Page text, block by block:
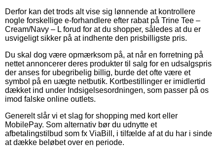
Derfor kan det trods alt vise sig lønnende at kontrollere
nogle forskellige e-forhandlere efter rabat på Trine Tee –
Cream/Navy – L forud for at du shopper, således at du er
usvigeligt sikker på at indhente den prisbilligste pris.
Du skal dog være opmærksom på, at når en forretning på
nettet annoncerer deres produkter til salg for en udsalgspris
der anses for ubegribelig billig, burde det ofte være et
symbol på en uægte netbutik. Kortbestillinger er imidlertid
dækket ind under Indsigelsesordningen, som passer på os
imod falske online outlets.
Generelt slår vi et slag for shopping med kort eller
MobilePay. Som alternativ bør du udnytte et
afbetalingstilbud som fx ViaBill, i tilfælde af at du har i sinde
at dække beløbet over en periode.